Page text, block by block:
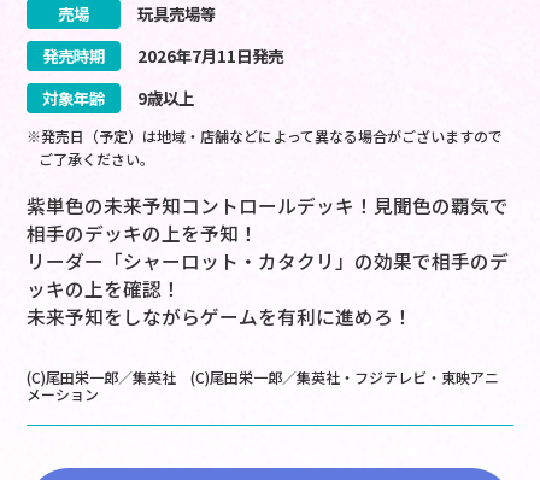
売場
玩具売場等
発売時期
2026年7月11日発売
対象年齢
9歳以上
※発売日（予定）は地域・店舗などによって異なる場合がございますので
ご了承ください。
紫単色の未来予知コントロールデッキ！見聞色の覇気で
相手のデッキの上を予知！
リーダー「シャーロット・カタクリ」の効果で相手のデ
ッキの上を確認！
未来予知をしながらゲームを有利に進めろ！
(C)尾田栄一郎／集英社 (C)尾田栄一郎／集英社・フジテレビ・東映アニ
メーション